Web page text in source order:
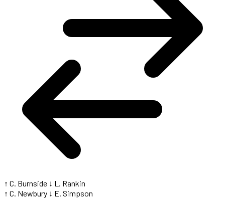
↑ C. Burnside ↓ L. Rankin
↑ C. Newbury ↓ E. Simpson